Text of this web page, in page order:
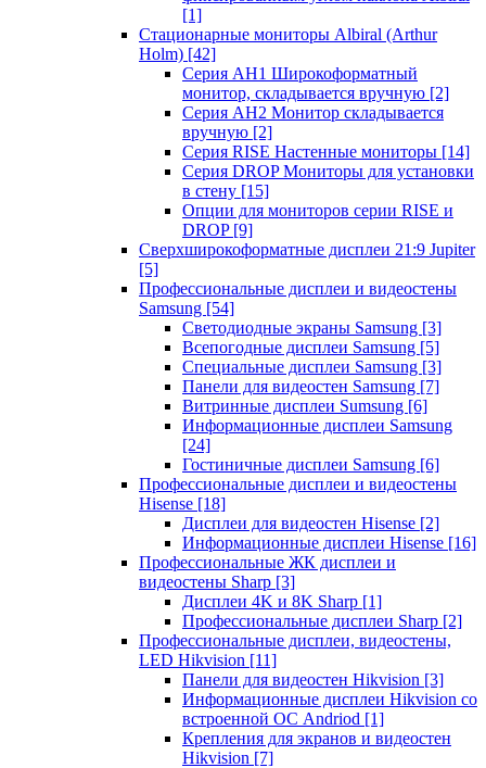
[1]
Стационарные мониторы Albiral (Arthur
Holm) [42]
Серия AH1 Широкоформатный
монитор, складывается вручную [2]
Серия AH2 Монитор складывается
вручную [2]
Серия RISE Настенные мониторы [14]
Серия DROP Мониторы для установки
в стену [15]
Опции для мониторов серии RISE и
DROP [9]
Сверхширокоформатные дисплеи 21:9 Jupiter
[5]
Профессиональные дисплеи и видеостены
Samsung [54]
Светодиодные экраны Samsung [3]
Всепогодные дисплеи Samsung [5]
Специальные дисплеи Samsung [3]
Панели для видеостен Samsung [7]
Витринные дисплеи Sumsung [6]
Информационные дисплеи Samsung
[24]
Гостиничные дисплеи Samsung [6]
Профессиональные дисплеи и видеостены
Hisense [18]
Дисплеи для видеостен Hisense [2]
Информационные дисплеи Hisense [16]
Профессиональные ЖК дисплеи и
видеостены Sharp [3]
Дисплеи 4K и 8K Sharp [1]
Профессиональные дисплеи Sharp [2]
Профессиональные дисплеи, видеостены,
LED Hikvision [11]
Панели для видеостен Hikvision [3]
Информационные дисплеи Hikvision со
встроенной ОС Andriod [1]
Крепления для экранов и видеостен
Hikvision [7]